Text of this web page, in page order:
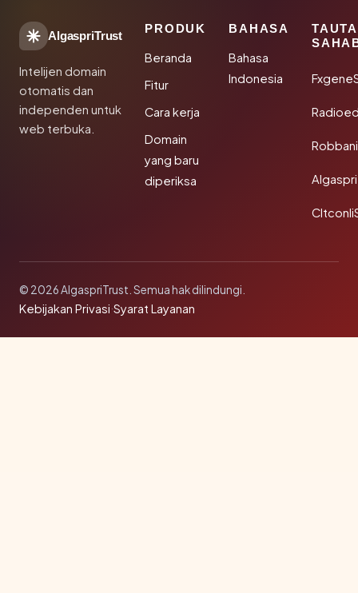
AlgaspriTrust
Intelijen domain
otomatis dan
independen untuk
web terbuka.
PRODUK
Beranda
Fitur
Cara kerja
Domain
yang baru
diperiksa
BAHASA
Bahasa
Indonesia
© 2026 AlgaspriTrust. Semua hak dilindungi.
Kebijakan Privasi·Syarat Layanan